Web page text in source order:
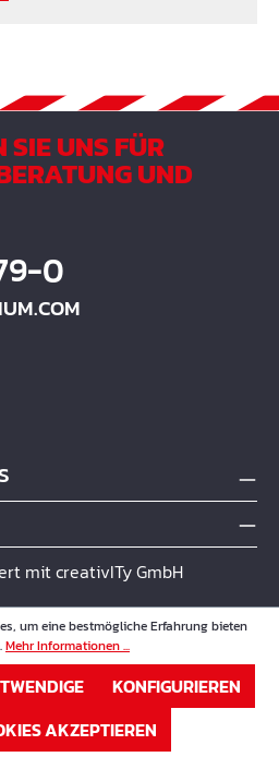
UNS FÜR
UND
0
mit creativITy GmbH
um eine bestmögliche Erfahrung bieten
Mehr Informationen ...
KONFIGURIEREN
AKZEPTIEREN